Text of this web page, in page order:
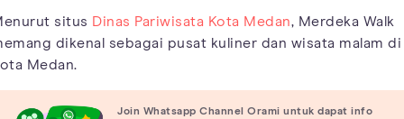
situs Dinas Pariwisata Kota Medan, Merdeka Walk
dikenal sebagai pusat kuliner dan wisata malam di
Medan.
Join Whatsapp Channel Orami untuk dapat info